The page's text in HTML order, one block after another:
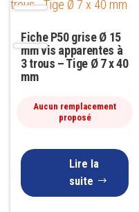
Fiche P50 grise Ø 15
mm vis apparentes à
3 trous – Tige Ø 7 x 40
mm
Aucun remplacement
proposé
Lire la
suite